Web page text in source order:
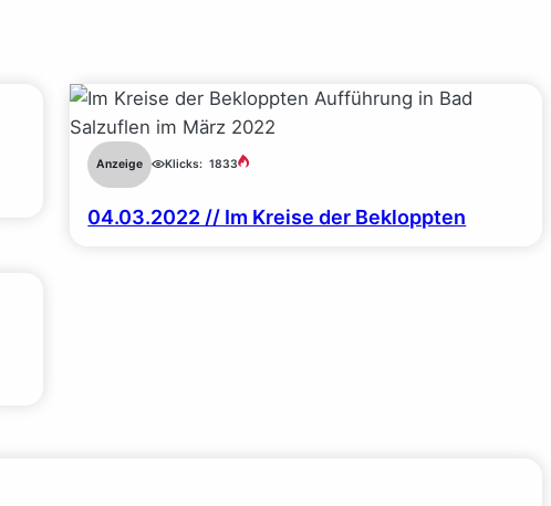
Anzeige Klicks: 1833
04.03.2022 // Im Kreise der Bekloppten